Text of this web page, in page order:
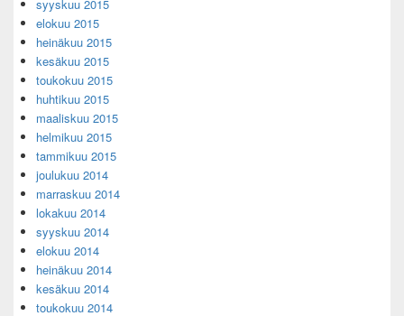
syyskuu 2015
elokuu 2015
heinäkuu 2015
kesäkuu 2015
toukokuu 2015
huhtikuu 2015
maaliskuu 2015
helmikuu 2015
tammikuu 2015
joulukuu 2014
marraskuu 2014
lokakuu 2014
syyskuu 2014
elokuu 2014
heinäkuu 2014
kesäkuu 2014
toukokuu 2014